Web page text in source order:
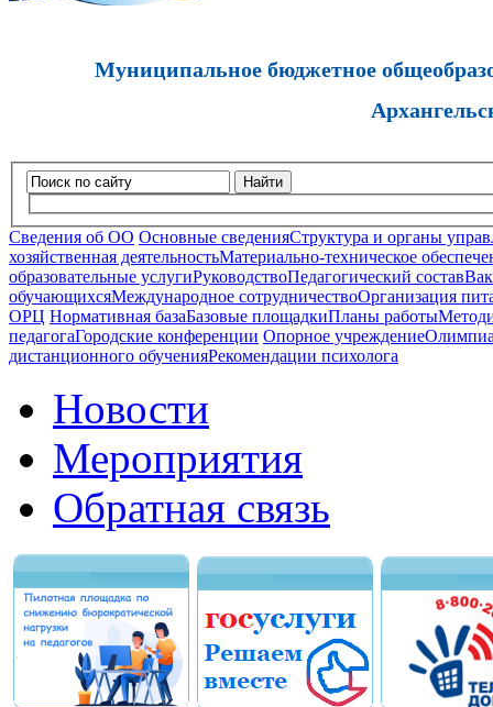
Муниципальное бюджетное
Найти
Сведения об ОО Основные сведенияСтруктура и органы
хозяйственная деятельностьМатериально-техническое
образовательные услугиРуководствоПедагогический состав
обучающихсяМеждународное сотрудничествоОрганизация
ОРЦ Нормативная базаБазовые площадкиПланы работы
педагогаГородские конференции Опорное учреждение
дистанционного обученияРекомендации психолога
Новости
Мероприятия
Обратная связь